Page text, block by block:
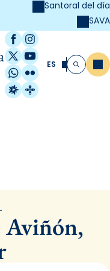
Santoral del día
SAVA
Facebook
Instagram
X / Twitter
YouTube
WhatsApp
Flickr
Radio Estel
Catalunya
ES Buscar
Aviñón,